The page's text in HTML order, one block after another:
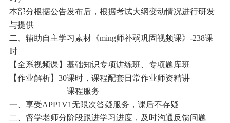
本部分根据公告发布后，根据考试大纲变动情况进行研发
与提供
二、辅助自主学习素材《ming师补弱巩固视频课》-238课
时
【全系视频课】基础知识专项讲练班、专项题库班
【作业解析】30课时，课程配套日常作业师资精讲
———————课程服务————————
一、享受APP1V1无限次答疑服务，课后不存疑
二、督学老师分阶段跟进学习进度，及时沟通反馈问题